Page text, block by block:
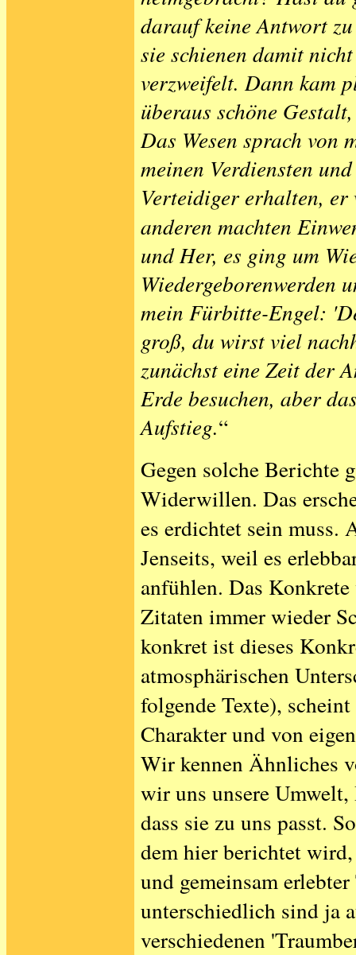
darauf keine Antwort
sie schienen damit
verzweifelt. Dann kam
überaus schöne
Das Wesen sprach von
meinen Verdiensten
Verteidiger erhalten,
anderen machten
und Her, es ging um
Wiedergeborenwerden
mein Fürbitte-Engel:
groß, du wirst viel
zunächst eine Zeit der
Erde besuchen, aber
Aufstieg.“
Gegen solche Berichte
Widerwillen. Das
es erdichtet sein muss.
Jenseits, weil es
anfühlen. Das
Zitaten immer wieder
konkret ist dieses
atmosphärischen
folgende Texte),
Charakter und von
Wir kennen Ähnliches
wir uns unsere
dass sie zu uns passt.
dem hier berichtet
und gemeinsam
unterschiedlich sind ja
verschiedenen